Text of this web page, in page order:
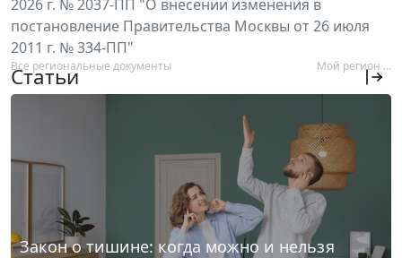
2026 г. № 2037-ПП "О внесении изменения в
постановление Правительства Москвы от 26 июля
2011 г. № 334-ПП"
Все региональные документы Мой регион ...
Статьи
Закон о тишине: когда можно и нельзя